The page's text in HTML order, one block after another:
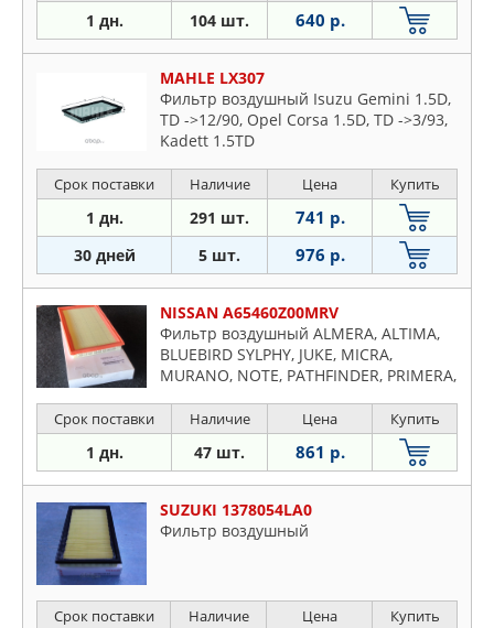
1 дн. 104 шт. 640 р.
MAHLE LX307
Фильтр воздушный Isuzu Gemini 1.5D,
TD ->12/90, Opel Corsa 1.5D, TD ->3/93,
Kadett 1.5TD
Срок поставки Наличие Цена Купить
1 дн. 291 шт. 741 р.
30 дней 5 шт. 976 р.
NISSAN A65460Z00MRV
Фильтр воздушный ALMERA, ALTIMA,
BLUEBIRD SYLPHY, JUKE, MICRA,
MURANO, NOTE, PATHFINDER, PRIMERA,
Срок поставки Наличие Цена Купить
1 дн. 47 шт. 861 р.
SUZUKI 1378054LA0
Фильтр воздушный
Срок поставки Наличие Цена Купить